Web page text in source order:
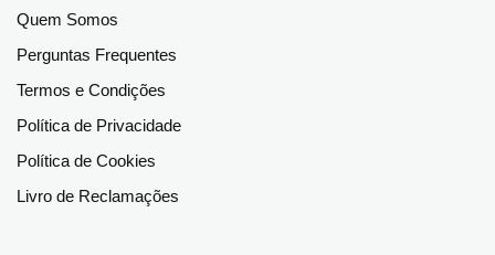
Quem Somos
Perguntas Frequentes
Termos e Condições
Política de Privacidade
Política de Cookies
Livro de Reclamações